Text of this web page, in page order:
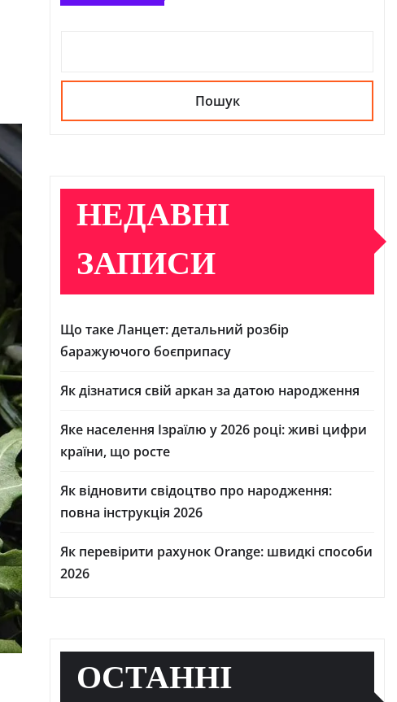
Пошук
НЕДАВНІ
ЗАПИСИ
Що таке Ланцет: детальний розбір
баражуючого боєприпасу
Як дізнатися свій аркан за датою народження
Яке населення Ізраїлю у 2026 році: живі цифри
країни, що росте
Як відновити свідоцтво про народження:
повна інструкція 2026
Як перевірити рахунок Orange: швидкі способи
2026
ОСТАННІ